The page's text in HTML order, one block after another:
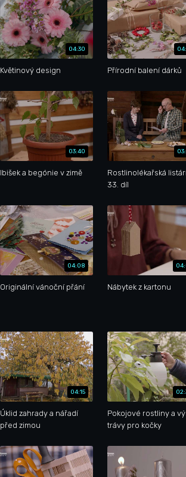
04:30
Květinový design Přírodní balení dárků
03:40
Ibišek a begónie v zimě
Rostlinolékařská
33. díl
04:08
Originální vánoční přání Nábytek z kartonu
04:15
Úklid zahrady a nářadí
před zimou
Pokojové rostliny a
trávy pro kočky